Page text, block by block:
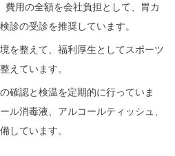
費用の全額を会社負担として、胃カ
診の受診を推奨しています。
を整えて、福利厚生としてスポーツ
えています。
確認と検温を定期的に行っていま
ル消毒液、アルコールティッシュ、
しています。